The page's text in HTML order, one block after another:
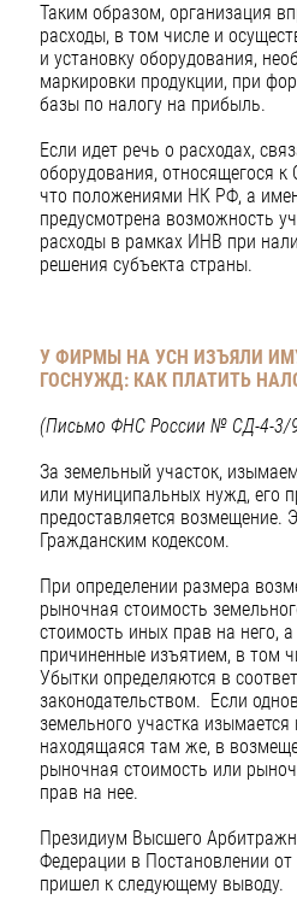
Таким образом, организация
расходы, в том числе и
и установку оборудования,
маркировки продукции, при
базы по налогу на прибыль.
Если идет речь о расходах,
оборудования, относящегося к
что положениями НК РФ, а
предусмотрена возможность
расходы в рамках ИНВ при
решения субъекта страны.
У ФИРМЫ НА УСН ИЗЪЯЛИ
ГОСНУЖД: КАК ПЛАТИТЬ
(Письмо ФНС России № СД-4-3/
За земельный участок,
или муниципальных нужд, его
предоставляется возмещение.
Гражданским кодексом.
При определении размера
рыночная стоимость
стоимость иных прав на него,
причиненные изъятием, в том
Убытки определяются в
законодательством. Если
земельного участка
находящаяся там же, в
рыночная стоимость или
прав на нее.
Президиум Высшего
Федерации в Постановлении
пришел к следующему выводу.